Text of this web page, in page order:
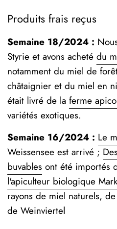
Produits frais reçus
Semaine 18/2024 :
Styrie et avons acheté du
notamment du miel de
châtaignier et du miel en
était livré de la ferme
variétés exotiques.
Semaine 16/2024 : Le
Weissensee est arrivé ;
buvables ont été importés
l'apiculteur biologique
rayons de miel naturels,
de Weinviertel